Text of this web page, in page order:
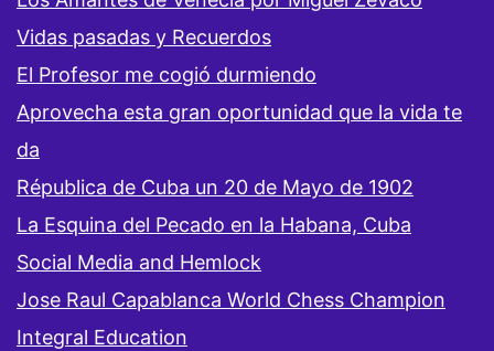
Vidas pasadas y Recuerdos
El Profesor me cogió durmiendo
Aprovecha esta gran oportunidad que la vida te
da
Républica de Cuba un 20 de Mayo de 1902
La Esquina del Pecado en la Habana, Cuba
Social Media and Hemlock
Jose Raul Capablanca World Chess Champion
Integral Education